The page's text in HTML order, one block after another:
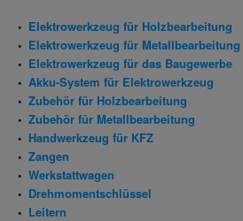
Elektrowerkzeug für Holzbearbeitung
Elektrowerkzeug für Metallbearbeitung
Elektrowerkzeug für das Baugewerbe
Akku-System für Elektrowerkzeug
Zubehör für Holzbearbeitung
Zubehör für Metallbearbeitung
Handwerkzeug für KFZ
Zangen
Werkstattwagen
Drehmomentschlüssel
Leitern